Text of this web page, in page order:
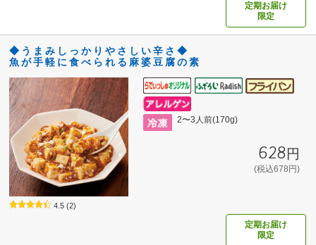
定期お届け
限定
◆うまみしっかりやさしい辛さ◆
魚が手軽に食べられる麻婆豆腐の素
2〜3人前(170g)
628円
(税込678円)
4.5 (2)
定期お届け
限定